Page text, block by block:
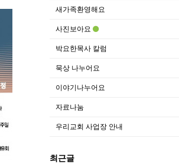
새가족환영해요
사진보아요
박요한목사 칼럼
묵상 나누어요
이야기나누어요
자료나눔
우리교회 사업장 안내
최근글